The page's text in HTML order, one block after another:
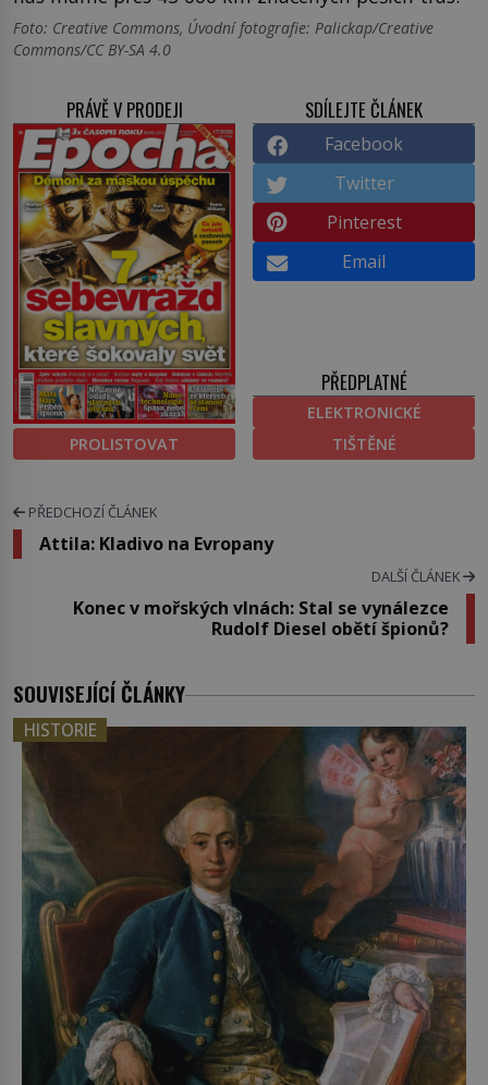
Foto: Creative Commons, Úvodní fotografie: Palickap/Creative
Commons/CC BY-SA 4.0
PRÁVĚ V PRODEJI
PROLISTOVAT
SDÍLEJTE ČLÁNEK
Facebook
Twitter
Pinterest
Email
PŘEDPLATNÉ
ELEKTRONICKÉ
TIŠTĚNÉ
PŘEDCHOZÍ ČLÁNEK
Attila: Kladivo na Evropany
DALŠÍ ČLÁNEK
Konec v mořských vlnách: Stal se vynálezce
Rudolf Diesel obětí špionů?
SOUVISEJÍCÍ ČLÁNKY
HISTORIE